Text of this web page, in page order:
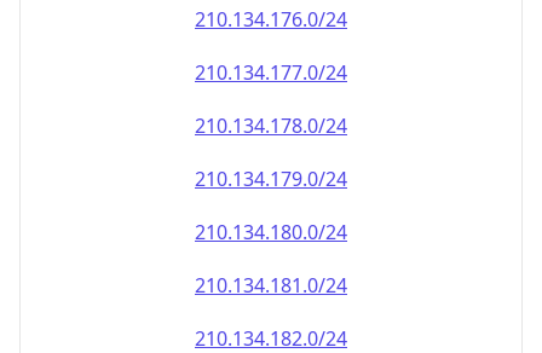
210.134.176.0/24
210.134.177.0/24
210.134.178.0/24
210.134.179.0/24
210.134.180.0/24
210.134.181.0/24
210.134.182.0/24